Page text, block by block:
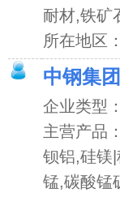
耐材,铁矿
所在地区
中钢集
企业类型
主营产品
钡铝,硅镁
锰,碳酸锰